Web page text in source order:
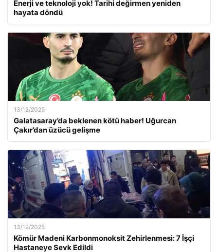
Enerji ve teknoloji yok! Tarihi değirmen yeniden
hayata döndü
13/12/2025
Galatasaray’da beklenen kötü haber! Uğurcan
Çakır’dan üzücü gelişme
13/12/2025
Kömür Madeni Karbonmonoksit Zehirlenmesi: 7 İşçi
Hastaneye Sevk Edildi